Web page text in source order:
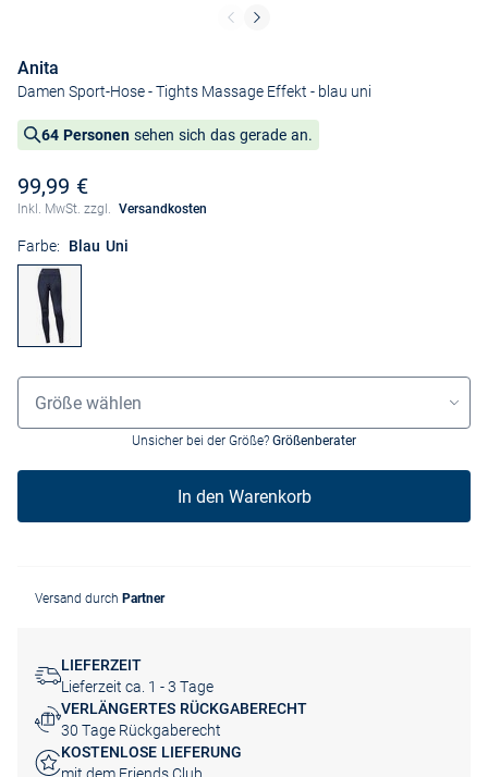
Anita
Damen Sport-Hose - Tights Massage Effekt - blau uni
64 Personen sehen sich das gerade an.
99,99 €
Inkl. MwSt. zzgl. Versandkosten
Farbe: Blau Uni
Größenauswahl
Größe wählen
Unsicher bei der Größe? Größenberater
In den Warenkorb
Versand durch Partner
LIEFERZEIT
Lieferzeit ca. 1 - 3 Tage
VERLÄNGERTES RÜCKGABERECHT
30 Tage Rückgaberecht
KOSTENLOSE LIEFERUNG